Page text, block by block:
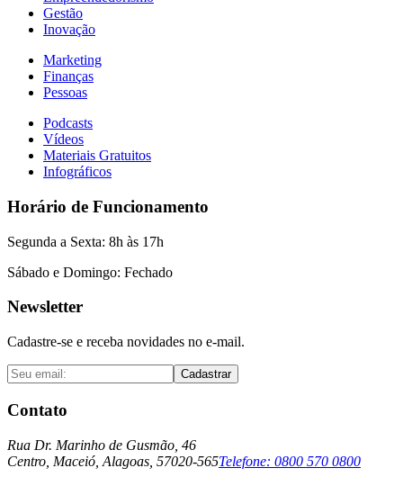
Gestão
Inovação
Marketing
Finanças
Pessoas
Podcasts
Vídeos
Materiais Gratuitos
Infográficos
Horário de Funcionamento
Segunda a Sexta: 8h às 17h
Sábado e Domingo: Fechado
Newsletter
Cadastre-se e receba novidades no e-mail.
Cadastrar
Contato
Rua Dr. Marinho de Gusmão, 46
Centro, Maceió, Alagoas, 57020-565Telefone: 0800 570 0800